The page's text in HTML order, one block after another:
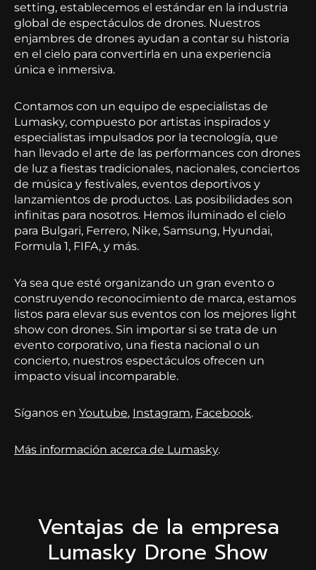
setting, establecemos el estándar en la industria
global de espectáculos de drones. Nuestros
enjambres de drones ayudan a contar su historia
en el cielo para convertirla en una experiencia
única e inmersiva.
Contamos con un equipo de especialistas de
Lumasky, compuesto por artistas inspirados y
especialistas impulsados por la tecnología, que
han llevado el arte de las performances con drones
de luz a fiestas tradicionales, nacionales, conciertos
de música y festivales, eventos deportivos y
lanzamientos de productos. Las posibilidades son
infinitas para nosotros. Hemos iluminado el cielo
para Bulgari, Ferrero, Nike, Samsung, Hyundai,
Formula 1, FIFA, y más.
Ya sea que esté organizando un gran evento o
construyendo reconocimiento de marca, estamos
listos para elevar sus eventos con los mejores light
show con drones. Sin importar si se trata de un
evento corporativo, una fiesta nacional o un
concierto, nuestros espectáculos ofrecen un
impacto visual incomparable.
Síganos en Youtube, Instagram, Facebook.
Más información acerca de Lumasky.
Ventajas de la empresa
Lumasky Drone Show